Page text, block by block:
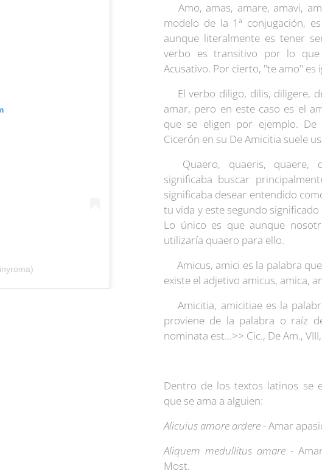
❤Amo, amas, amare, amavi,
modelo de la 1ª conjugación,
aunque literalmente es tener
verbo es transitivo por lo
Acusativo. Por cierto, "te amo" es
❤El verbo diligo, dilis, diligere,
amar, pero en este caso es el
que se eligen por ejemplo.
Cicerón en su De Amicitia suele
❤Quaero, quaeris, quaere,
significaba buscar
significaba desear entendido
tu vida y este segundo
Lo único es que aunque
utilizaría quaero para ello.
❤Amicus, amici es la palabra
existe el adjetivo amicus, amica,
❤Amicitia, amicitiae es la
proviene de la palabra o raíz
nominata est...>> Cic., De Am.,
Dentro de los textos latinos se
que se ama a alguien:
Alicuius amore ardere- Amar
Aliquem medullitus amare-
Most.